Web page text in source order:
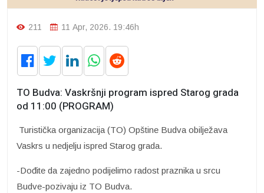
211 11 Apr, 2026. 19:46h
TO Budva: Vaskršnji program ispred Starog grada
od 11:00 (PROGRAM)
Turistička organizacija (TO) Opštine Budva obilježava
Vaskrs u nedjelju ispred Starog grada.
-Dođite da zajedno podijelimo radost praznika u srcu
Budve-pozivaju iz TO Budva.